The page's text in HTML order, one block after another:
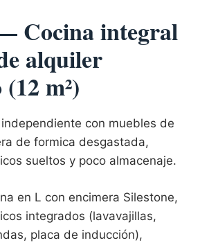
Cocina integral
alquiler
m²)
con muebles de
de formica desgastada,
sueltos y poco almacenaje.
en L con encimera Silestone,
integrados (lavavajillas,
placa de inducción),